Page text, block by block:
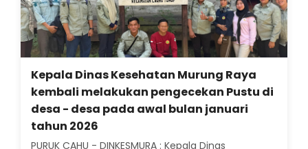
Kepala Dinas Kesehatan Murung Raya
kembali melakukan pengecekan Pustu di
desa - desa pada awal bulan januari
tahun 2026
PURUK CAHU - DINKESMURA : Kepala Dinas